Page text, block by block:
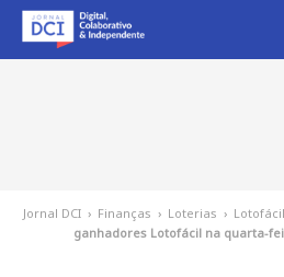
Jornal DCI › Finanças › Loterias › Lotofácil
ganhadores Lotofácil na quarta-